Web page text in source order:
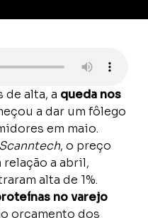
alta, a queda nos
a dar um fôlego
em maio.
, o preço
a abril,
alta de 1%.
no varejo
orçamento dos